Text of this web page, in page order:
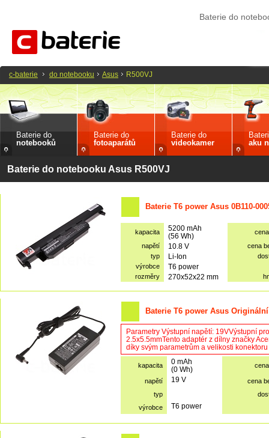
Baterie do
Baterie do
notebooků
Baterie do
fotoaparátů
Baterie do
videokamer
aku
Baterie do notebooku Asus R500VJ
Baterie T6 power Asus 0B110-
kapacita
5200 mAh
(56 Wh)
napětí
10.8 V
cena
typ
Li-Ion
výrobce
T6 power
rozměry 270x52x22 mm
Baterie T6 power Asus
Parametry Výstupní napětí: 19VVýstupní
2.5x5.5mmTento adaptér z dílny značky
díky svým parametrům a velikosti
kapacita
0 mAh
(0 Wh)
napětí 19 V
cena
typ
výrobce
T6 power
c-baterie do notebooku Asus R500VJ